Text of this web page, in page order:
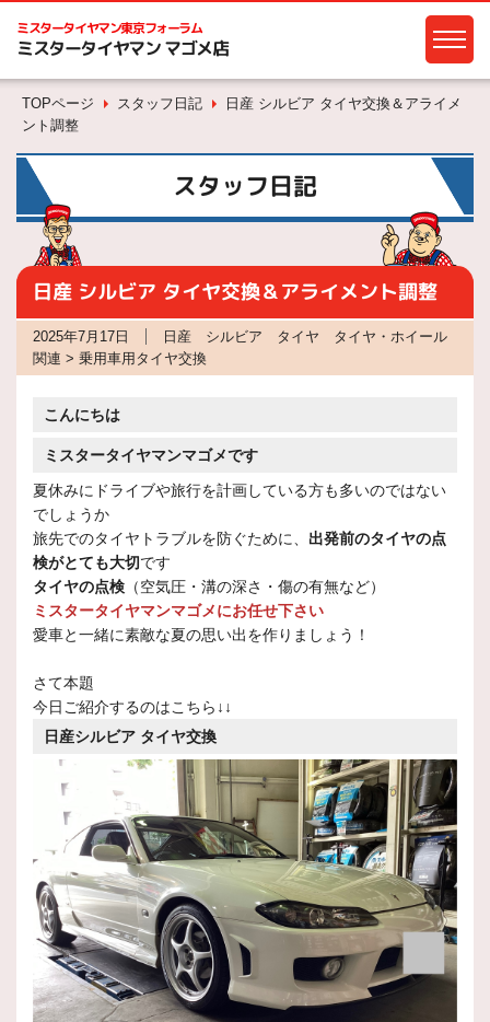
ミスタータイヤマン東京フォーラム
ミスタータイヤマン マゴメ店
TOPページ スタッフ日記
日産 シルビア タイヤ交換＆アライメ
ント調整
スタッフ日記
日産 シルビア タイヤ交換＆アライメント調整
2025年7月17日
日産 シルビア タイヤ タイヤ・ホイール
関連 > 乗用車用タイヤ交換
こんにちは
ミスタータイヤマンマゴメです
夏休みにドライブや旅行を計画している方も多いのではない
でしょうか
旅先でのタイヤトラブルを防ぐために、 出発前のタイヤの点
検がとても大切です
タイヤの点検 （空気圧・溝の深さ・傷の有無など）
ミスタータイヤマンマゴメにお任せ下さい
愛車と一緒に素敵な夏の思い出を作りましょう！
さて本題
今日ご紹介するのはこちら↓↓
日産シルビア タイヤ交換